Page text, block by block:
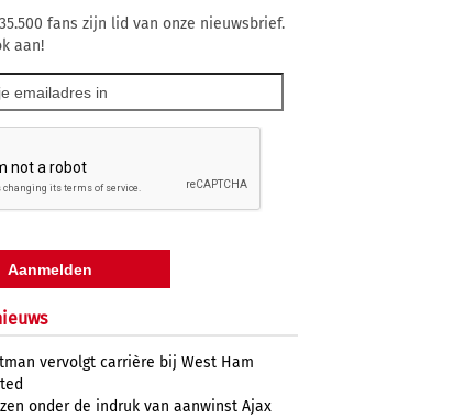
fans zijn lid van onze nieuwsbrief.
aan!
vervolgt carrière bij West Ham
onder de indruk van aanwinst Ajax